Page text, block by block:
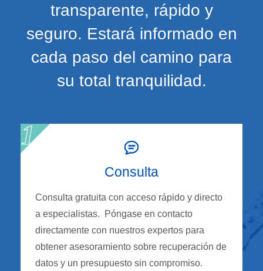
transparente, rápido y
seguro. Estará informado en
cada paso del camino para
su total tranquilidad.
Consulta
Consulta gratuita con acceso rápido y directo
a especialistas. Póngase en contacto
directamente con nuestros expertos para
obtener asesoramiento sobre recuperación de
datos y un presupuesto sin compromiso.